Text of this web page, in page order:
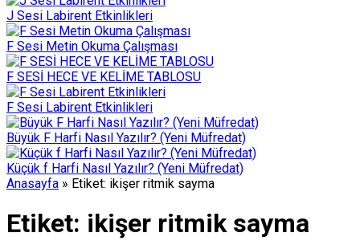
J Sesi Labirent Etkinlikleri
F Sesi Metin Okuma Çalışması
F SESİ HECE VE KELİME TABLOSU
F Sesi Labirent Etkinlikleri
Büyük F Harfi Nasıl Yazılır? (Yeni Müfredat)
Küçük f Harfi Nasıl Yazılır? (Yeni Müfredat)
Anasayfa » Etiket: ikişer ritmik sayma
Etiket: ikişer ritmik sayma